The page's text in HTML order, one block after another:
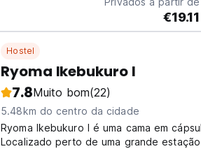
€19.11
Hostel
Ryoma Ikebukuro I
7.8Muito bom(22)
5.48km do centro da cidade
Ryoma Ikebukuro I é uma cama em
Localizado perto de uma grande